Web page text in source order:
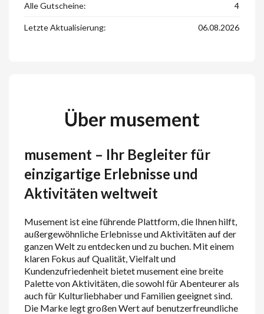
Alle Gutscheine: 4
Letzte Aktualisierung: 06.08.2026
Über musement
musement – Ihr Begleiter für
einzigartige Erlebnisse und
Aktivitäten weltweit
Musement ist eine führende Plattform, die Ihnen hilft,
außergewöhnliche Erlebnisse und Aktivitäten auf der
ganzen Welt zu entdecken und zu buchen. Mit einem
klaren Fokus auf Qualität, Vielfalt und
Kundenzufriedenheit bietet musement eine breite
Palette von Aktivitäten, die sowohl für Abenteurer als
auch für Kulturliebhaber und Familien geeignet sind.
Die Marke legt großen Wert auf benutzerfreundliche